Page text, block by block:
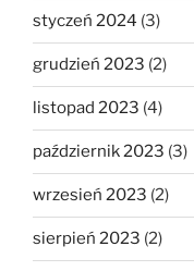
styczeń 2024 (3)
grudzień 2023 (2)
listopad 2023 (4)
październik 2023 (3)
wrzesień 2023 (2)
sierpień 2023 (2)